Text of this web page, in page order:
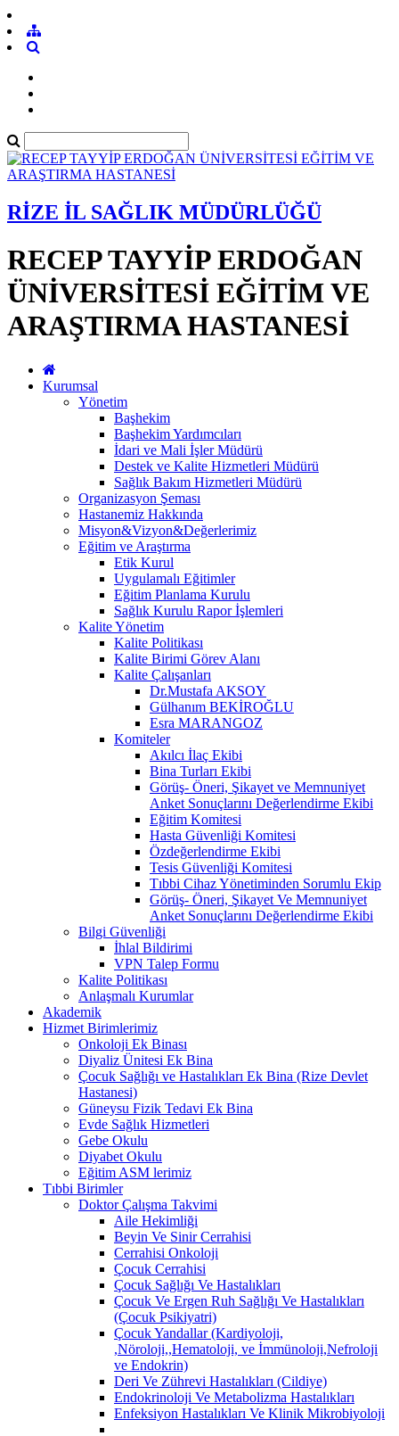
RİZE İL SAĞLIK MÜDÜRLÜĞÜ
RECEP TAYYİP ERDOĞAN
ÜNİVERSİTESİ EĞİTİM VE
ARAŞTIRMA HASTANESİ
Kurumsal
Yönetim
Başhekim
Başhekim Yardımcıları
İdari ve Mali İşler Müdürü
Destek ve Kalite Hizmetleri Müdürü
Sağlık Bakım Hizmetleri Müdürü
Organizasyon Şeması
Hastanemiz Hakkında
Misyon&Vizyon&Değerlerimiz
Eğitim ve Araştırma
Etik Kurul
Uygulamalı Eğitimler
Eğitim Planlama Kurulu
Sağlık Kurulu Rapor İşlemleri
Kalite Yönetim
Kalite Politikası
Kalite Birimi Görev Alanı
Kalite Çalışanları
Dr.Mustafa AKSOY
Gülhanım BEKİROĞLU
Esra MARANGOZ
Komiteler
Akılcı İlaç Ekibi
Bina Turları Ekibi
Görüş- Öneri, Şikayet ve Memnuniyet
Anket Sonuçlarını Değerlendirme Ekibi
Eğitim Komitesi
Hasta Güvenliği Komitesi
Özdeğerlendirme Ekibi
Tesis Güvenliği Komitesi
Tıbbi Cihaz Yönetiminden Sorumlu Ekip
Görüş- Öneri, Şikayet Ve Memnuniyet
Anket Sonuçlarını Değerlendirme Ekibi
Bilgi Güvenliği
İhlal Bildirimi
VPN Talep Formu
Kalite Politikası
Anlaşmalı Kurumlar
Akademik
Hizmet Birimlerimiz
Onkoloji Ek Binası
Diyaliz Ünitesi Ek Bina
Çocuk Sağlığı ve Hastalıkları Ek Bina (Rize Devlet
Hastanesi)
Güneysu Fizik Tedavi Ek Bina
Evde Sağlık Hizmetleri
Gebe Okulu
Diyabet Okulu
Eğitim ASM lerimiz
Tıbbi Birimler
Doktor Çalışma Takvimi
Aile Hekimliği
Beyin Ve Sinir Cerrahisi
Cerrahisi Onkoloji
Çocuk Cerrahisi
Çocuk Sağlığı Ve Hastalıkları
Çocuk Ve Ergen Ruh Sağlığı Ve Hastalıkları
(Çocuk Psikiyatri)
Çocuk Yandallar (Kardiyoloji,
,Nöroloji,,Hematoloji, ve İmmünoloji,Nefroloji
ve Endokrin)
Deri Ve Zührevi Hastalıkları (Cildiye)
Endokrinoloji Ve Metabolizma Hastalıkları
Enfeksiyon Hastalıkları Ve Klinik Mikrobiyoloji